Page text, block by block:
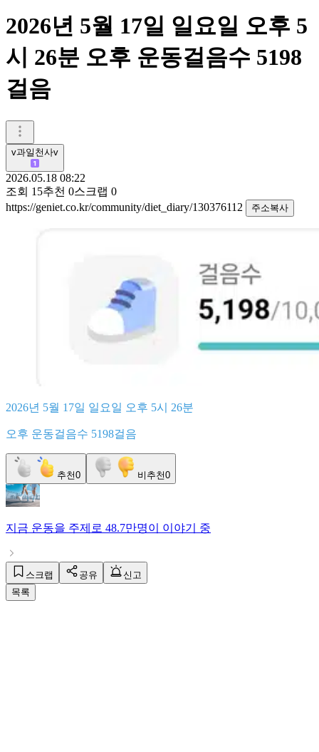
2026년 5월 17일 일요일 오후 5
시 26분 오후 운동걸음수 5198
걸음
v과일천사v
2026.05.18 08:22
조회 15추천 0스크랩 0
https://geniet.co.kr/community/diet_diary/130376112
주소복사
2026년 5월 17일 일요일 오후 5시 26분
오후 운동걸음수 5198걸음
추천0 비추천0
지금 운동을 주제로 48.7만명이 이야기 중
스크랩 공유
신고
목록